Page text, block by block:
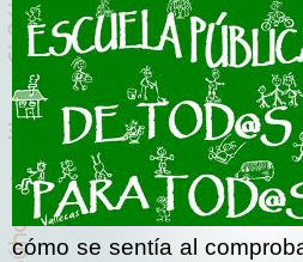
cómo se sentía al